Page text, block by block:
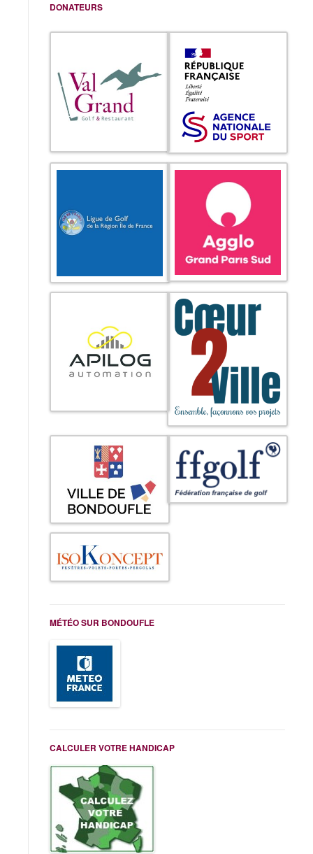
DONATEURS
MÉTÉO SUR BONDOUFLE
CALCULER VOTRE HANDICAP